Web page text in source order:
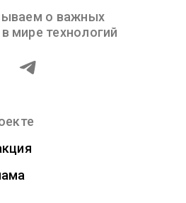
о важных
мире технологий